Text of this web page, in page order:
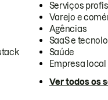
Serviços
Varejo e
Agências
SaaS e
Saúde
Empresa local
Ver todos os